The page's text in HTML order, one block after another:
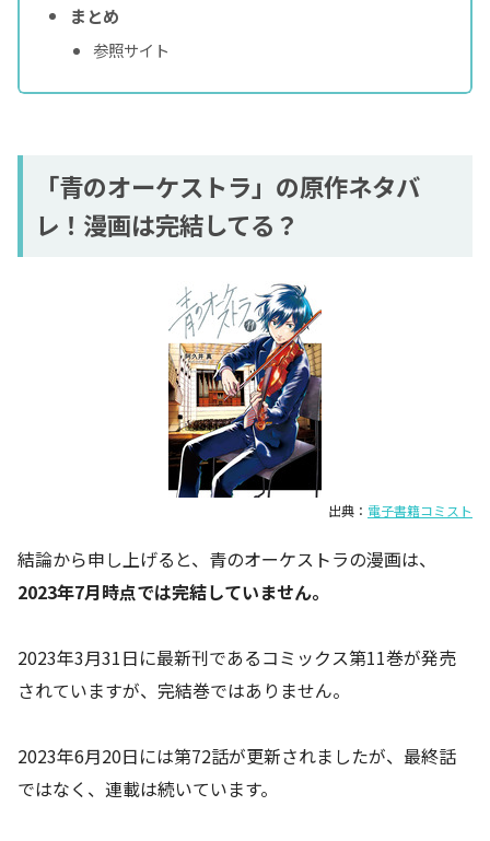
まとめ
参照サイト
「青のオーケストラ」の原作ネタバ
レ！漫画は完結してる？
出典： 電子書籍コミスト
結論から申し上げると、青のオーケストラの漫画は、
2023年7月時点では完結していません。
2023年3月31日に最新刊であるコミックス第11巻が発売
されていますが、完結巻ではありません。
2023年6月20日には第72話が更新されましたが、最終話
ではなく、連載は続いています。